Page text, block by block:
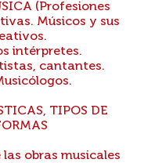
(Profesiones
Músicos y sus
intérpretes.
cantantes.
TIPOS DE
obras musicales